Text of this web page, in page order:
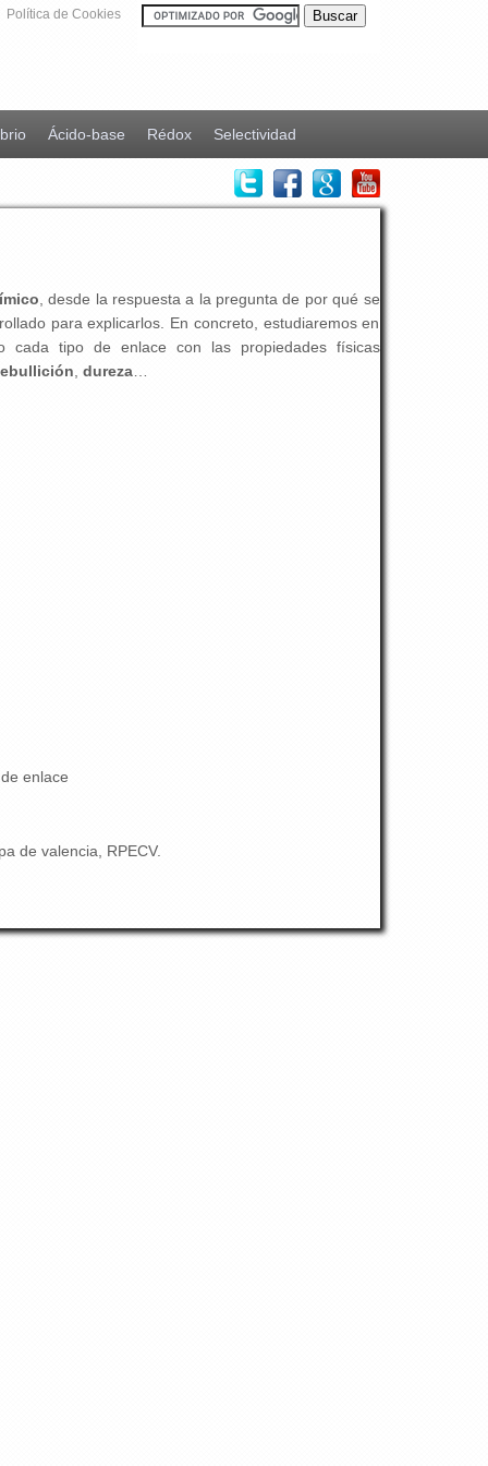
Política de Cookies
Ácido-base Rédox Selectividad
, desde la respuesta a la pregunta de por qué se
para explicarlos. En concreto, estudiaremos en
cada tipo de enlace con las propiedades físicas
dureza…
enlace
de valencia, RPECV.